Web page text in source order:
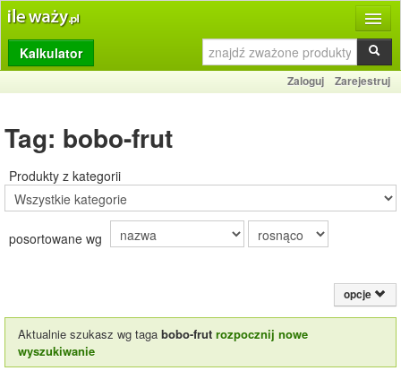
Produkty
Dziennik
Przelicznik
Porady
Słownik
Kontakt
Kalkulator
Zaloguj Zarejestruj
Tag: bobo-frut
Produkty z kategorii
posortowane wg
opcje
Aktualnie szukasz wg taga bobo-frut rozpocznij nowe
wyszukiwanie